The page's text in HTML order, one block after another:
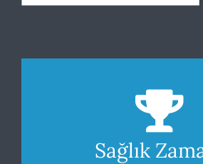
Sağlık
Beden Kitle
Sağlığınız için vücudunuzu
ölçümleyin.